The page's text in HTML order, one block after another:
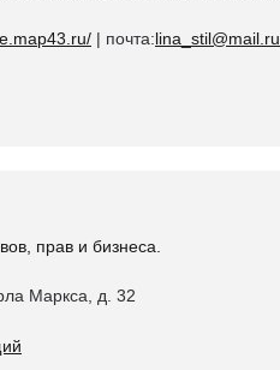
| почта:lina_stil@mail.ru
прав и бизнеса.
Маркса, д. 32